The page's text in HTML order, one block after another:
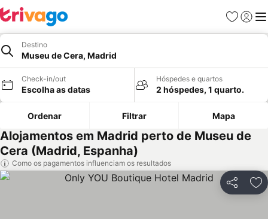
Favoritos
Iniciar
Destino
Museu de Cera, Madrid
Check-in/out
Escolha as datas
Hóspedes e quartos
2 hóspedes, 1 quarto.
Ordenar Filtrar Mapa
Alojamentos em Madrid perto de Museu de
Cera (Madrid, Espanha)
Como os pagamentos influenciam os resultados
Partilhar